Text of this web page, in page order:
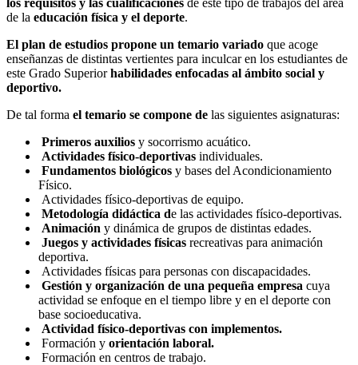
de la educación física y el deporte.
El plan de estudios propone un temario variado que acoge
enseñanzas de distintas vertientes para inculcar en los estudiantes de
este Grado Superiorhabilidades enfocadas al ámbito social y
deportivo.
De tal forma el temario se compone de las siguientes asignaturas:
Primeros auxilios y socorrismo acuático.
Actividades físico-deportivas individuales.
Fundamentos biológicos y bases del Acondicionamiento
Físico.
Actividades físico-deportivas de equipo.
Metodología didáctica de las actividades físico-deportivas.
Animación y dinámica de grupos de distintas edades.
Juegos y actividades físicas recreativas para animación
deportiva.
Actividades físicas para personas con discapacidades.
Gestión y organización de una pequeña empresa cuya
actividad se enfoque en el tiempo libre y en el deporte con
base socioeducativa.
Actividad físico-deportivas con implementos.
Formación y orientación laboral.
Formación en centros de trabajo.